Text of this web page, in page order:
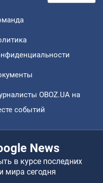
OBOZ.UA на
событий
News
в курсе последних
мира сегодня